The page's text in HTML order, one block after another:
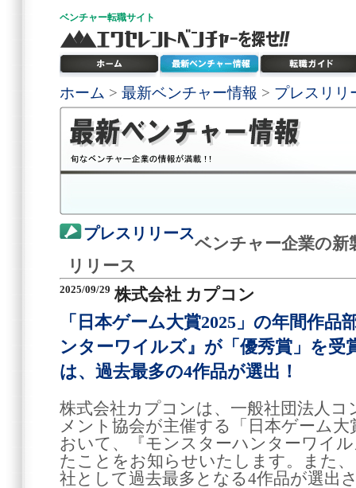
ベンチャー転職サイト
ホーム > 最新ベンチャー情報 > プレスリリ
プレスリリース
ベンチャー企業の新
リリース
2025/09/29 株式会社 カプコン
「日本ゲーム大賞2025」の年間作
ンターワイルズ』が「優秀賞」を受
は、過去最多の4作品が選出！
株式会社カプコンは、一般社団法人
メント協会が主催する「日本ゲーム
おいて、『モンスターハンターワイ
たことをお知らせいたします。また
社として過去最多となる4作品が選出